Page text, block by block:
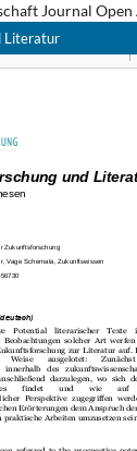
Journal Open
Literatur